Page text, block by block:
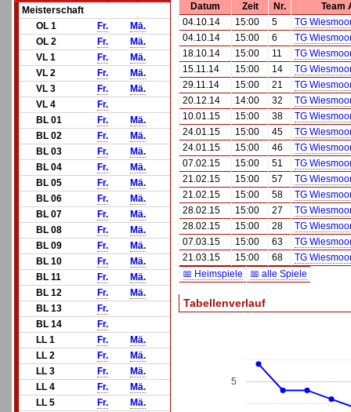
Meisterschaft
OL 1
Fr.
Mä.
OL 2
Fr.
Mä.
VL 1
Fr.
Mä.
VL 2
Fr.
Mä.
VL 3
Fr.
Mä.
VL 4
Fr.
BL 01
Fr.
Mä.
BL 02
Fr.
Mä.
BL 03
Fr.
Mä.
BL 04
Fr.
Mä.
BL 05
Fr.
Mä.
BL 06
Fr.
Mä.
BL 07
Fr.
Mä.
BL 08
Fr.
Mä.
BL 09
Fr.
Mä.
BL 10
Fr.
Mä.
BL 11
Fr.
Mä.
BL 12
Fr.
Mä.
BL 13
Fr.
BL 14
Fr.
LL 1
Fr.
Mä.
LL 2
Fr.
Mä.
LL 3
Fr.
Mä.
LL 4
Fr.
Mä.
LL 5
Fr.
Mä.
Datum Zeit Nr.
Team
04.10.14
15:00 5
TG
04.10.14
15:00 6
TG
18.10.14
15:00 11
TG
15.11.14
15:00 14
TG
29.11.14
15:00 21
TG
20.12.14
14:00 32
TG
10.01.15
15:00 38
TG
24.01.15
15:00 45
TG
24.01.15
15:00 46
TG
07.02.15
15:00 51
TG
21.02.15
15:00 57
TG
21.02.15
15:00 58
TG
28.02.15
15:00 27
TG
28.02.15
15:00 28
TG
07.03.15
15:00 63
TG
21.03.15
15:00 68
TG
📅 Heimspiele
📅 alle Spiele
Tabellenverlauf
5